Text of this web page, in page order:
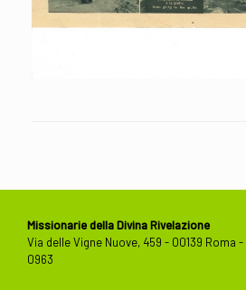
Missionarie della Divina Rivelazione
Via delle Vigne Nuove, 459 - 00139 Roma -
0963